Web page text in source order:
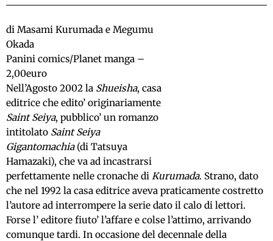
di Masami Kurumada e Megumu
Okada
Panini comics/Planet manga –
2,00euro
Nell’Agosto 2002 la Shueisha, casa
editrice che edito’ originariamente
Saint Seiya, pubblico’ un romanzo
intitolato Saint Seiya
Gigantomachia(di Tatsuya
Hamazaki), che va ad incastrarsi
perfettamente nelle cronache di Kurumada. Strano, dato
che nel 1992 la casa editrice aveva praticamente costretto
l’autore ad interrompere la serie dato il calo di lettori.
Forse l’ editore fiuto’ l’affare e colse l’attimo, arrivando
comunque tardi. In occasione del decennale della